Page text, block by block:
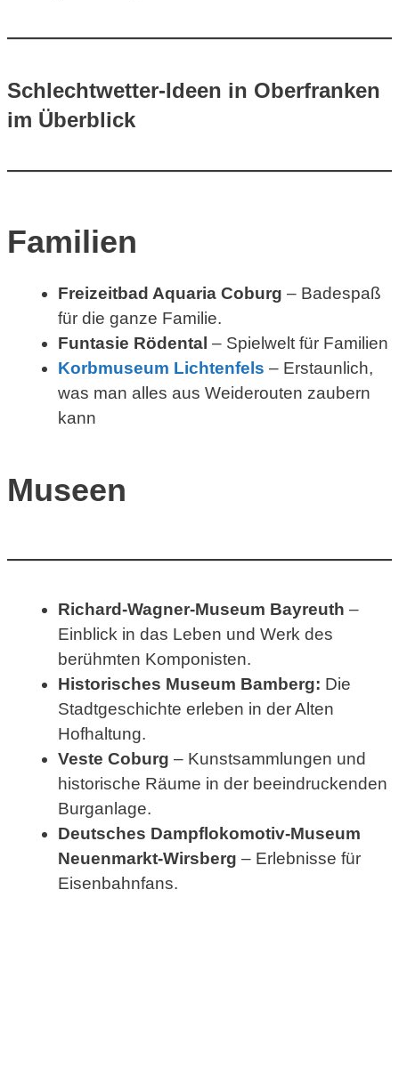
Schlechtwetter-Ideen in Oberfranken
im Überblick
Familien
Freizeitbad Aquaria Coburg – Badespaß
für die ganze Familie.
Funtasie Rödental – Spielwelt für Familien
Korbmuseum Lichtenfels – Erstaunlich,
was man alles aus Weiderouten zaubern
kann
Museen
Richard-Wagner-Museum Bayreuth –
Einblick in das Leben und Werk des
berühmten Komponisten.
Historisches Museum Bamberg: Die
Stadtgeschichte erleben in der Alten
Hofhaltung.
Veste Coburg – Kunstsammlungen und
historische Räume in der beeindruckenden
Burganlage.
Deutsches Dampflokomotiv-Museum
Neuenmarkt-Wirsberg – Erlebnisse für
Eisenbahnfans.